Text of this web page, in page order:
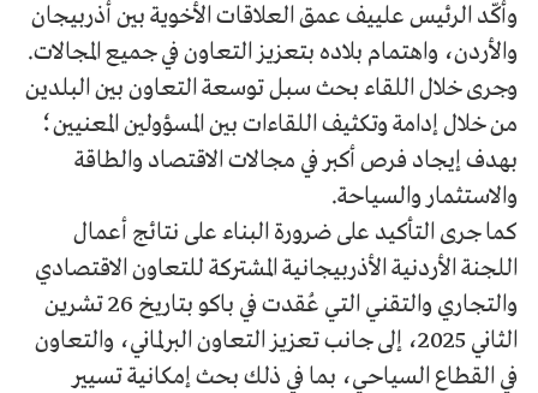
وأكّد الرئيس علييف عمق العلاقات الأخوية بين أذربيجان
والأردن، واهتمام بلاده بتعزيز التعاون في جميع المجالات.
وجرى خلال اللقاء بحث سبل توسعة التعاون بين البلدين
من خلال إدامة وتكثيف اللقاءات بين المسؤولين المعنيين؛
بهدف إيجاد فرص أكبر في مجالات الاقتصاد والطاقة
والاستثمار والسياحة.
كما جرى التأكيد على ضرورة البناء على نتائج أعمال
اللجنة الأردنية الأذربيجانية المشتركة للتعاون الاقتصادي
والتجاري والتقني التي عُقدت في باكو بتاريخ 26 تشرين
الثاني 2025، إلى جانب تعزيز التعاون البرلماني، والتعاون
في القطاع السياحي، بما في ذلك بحث إمكانية تسيير